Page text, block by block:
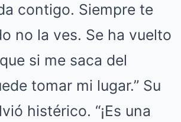
contigo. Siempre te
no la ves. Se ha vuelto
si me saca del
tomar mi lugar.” Su
histérico. “¡Es una